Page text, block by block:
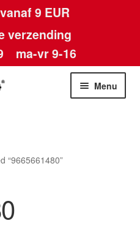
9 EUR
verzending
ma-vr 9-16
Menu
“9665661480”